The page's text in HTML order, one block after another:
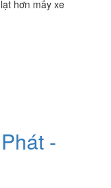
hơn mấy xe
-